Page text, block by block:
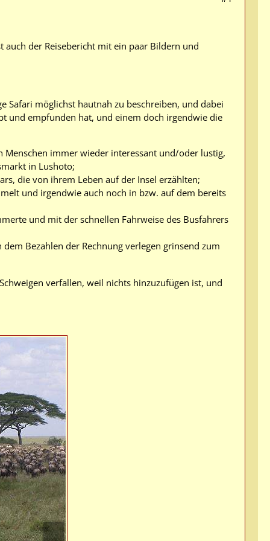
der Reisebericht mit ein paar Bildern und
Safari möglichst hautnah zu beschreiben, und dabei
und empfunden hat, und einem doch irgendwie die
Menschen immer wieder interessant und/oder lustig,
in Lushoto;
die von ihrem Leben auf der Insel erzählten;
und irgendwie auch noch in bzw. auf dem bereits
und mit der schnellen Fahrweise des Busfahrers
Bezahlen der Rechnung verlegen grinsend zum
verfallen, weil nichts hinzuzufügen ist, und